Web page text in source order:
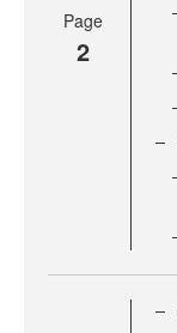
Page
2